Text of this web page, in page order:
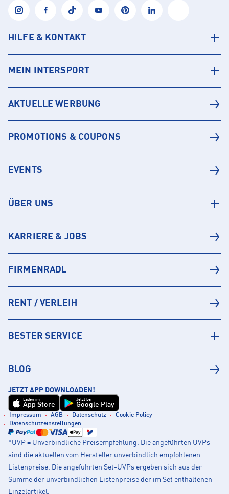
HILFE & KONTAKT
MEIN INTERSPORT
AKTUELLE WERBUNG
PROMOTIONS & COUPONS
EVENTS
ÜBER UNS
KARRIERE & JOBS
FIRMENRADL
RENT / VERLEIH
BESTER SERVICE
BLOG
JETZT APP DOWNLOADEN!
Laden im
App Store
Jetzt bei
Google Play
Impressum AGB Datenschutz
Cookie Policy
Datenschutzeinstellungen
*UVP = Unverbindliche Preisempfehlung. Die angeführten UVPs
sind die aktuellen vom Hersteller unverbindlich empfohlenen
Listenpreise. Die angeführten Set-UVPs ergeben sich aus der
Summe der unverbindlichen Listenpreise der im Set enthaltenen
Einzelartikel.